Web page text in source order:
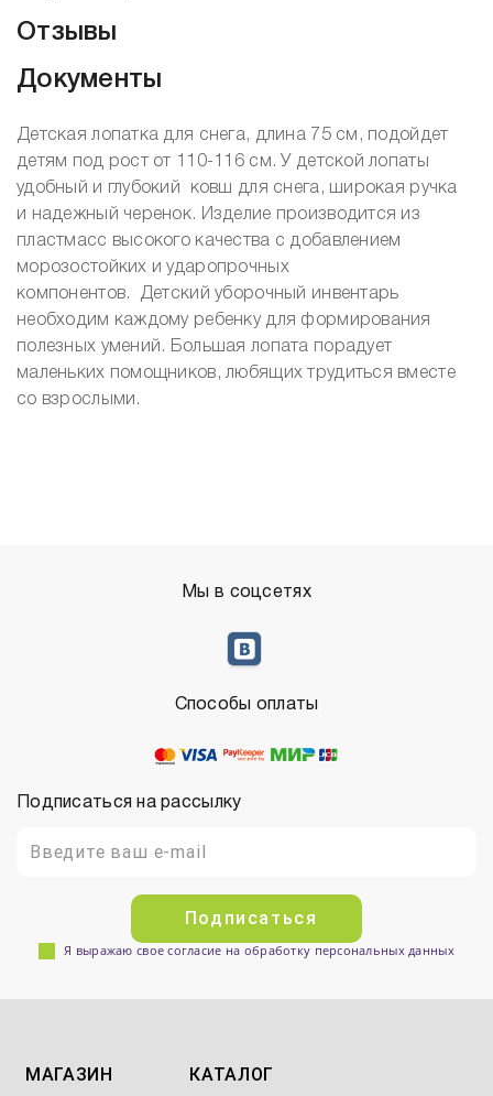
Отзывы
Документы
Детская лопатка для снега, длина 75 см, подойдет
детям под рост от 110-116 см. У детской лопаты
удобный и глубокий ковш для снега, широкая ручка
и надежный черенок. Изделие производится из
пластмасс высокого качества с добавлением
морозостойких и ударопрочных
компонентов. Детский уборочный инвентарь
необходим каждому ребенку для формирования
полезных умений. Большая лопата порадует
маленьких помощников, любящих трудиться вместе
со взрослыми.
Мы в соцсетях
Подписаться на рассылку
Подписаться
Я выражаю свое согласие на обработку персональных данных
Способы оплаты
МАГАЗИН КАТАЛОГ